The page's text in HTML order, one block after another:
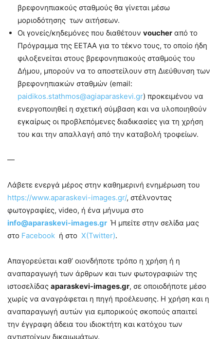
βρεφονηπιακούς σταθμούς θα γίνεται μέσω
μοριοδότησης των αιτήσεων.
Οι γονείς/κηδεμόνες που διαθέτουν voucher από το
Πρόγραμμα της ΕΕΤΑΑ για το τέκνο τους, το οποίο ήδη
φιλοξενείται στους βρεφονηπιακούς σταθμούς του
Δήμου, μπορούν να το αποστείλουν στη Διεύθυνση των
βρεφονηπιακών σταθμών (email:
paidikos.stathmos@agiaparaskevi.gr) προκειμένου να
ενεργοποιηθεί η σχετική σύμβαση και να υλοποιηθούν
εγκαίρως οι προβλεπόμενες διαδικασίες για τη χρήση
του και την απαλλαγή από την καταβολή τροφείων.
—
Λάβετε ενεργά μέρος στην καθημερινή ενημέρωση του
https://www.aparaskevi-images.gr/, στέλνοντας
φωτογραφίες, video, ή ένα μήνυμα στο
info@aparaskevi-images.gr Ή μπείτε στην σελίδα μας
στο Facebook ή στο X(Twitter).
Απαγορεύεται καθ’ οιονδήποτε τρόπο η χρήση ή η
αναπαραγωγή των άρθρων και των φωτογραφιών της
ιστοσελίδας aparaskevi-images.gr, σε οποιοδήποτε μέσο
χωρίς να αναγράφεται η πηγή προέλευσης. Η χρήση και η
αναπαραγωγή αυτών για εμπορικούς σκοπούς απαιτεί
την έγγραφη άδεια του ιδιοκτήτη και κατόχου των
αντιστοίχων δικαιωμάτων.